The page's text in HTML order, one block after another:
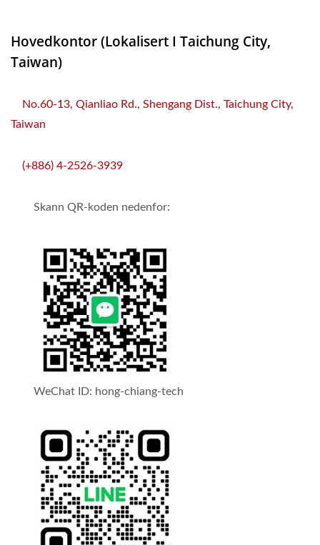
Hovedkontor (lokalisert I Taichung City,
Taiwan)
No.60-13, Qianliao Rd., Shengang Dist., Taichung City,
Taiwan
(+886) 4-2526-3939
Skann QR-koden nedenfor:
WeChat ID: hong-chiang-tech